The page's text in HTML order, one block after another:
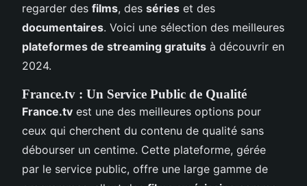
regarder des films, des séries et des
documentaires. Voici une sélection des meilleures
plateformes de streaming gratuits à découvrir en
2024.
France.tv : Un Service Public de Qualité
France.tv est une des meilleures options pour
ceux qui cherchent du contenu de qualité sans
débourser un centime. Cette plateforme, gérée
par le service public, offre une large gamme de